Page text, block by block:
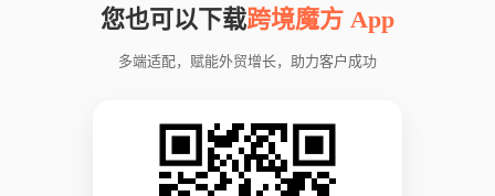
您也可以下载跨境魔方 App
多端适配，赋能外贸增长，助力客户成功